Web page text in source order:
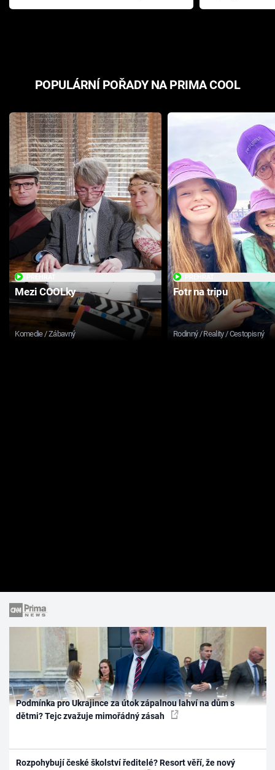
Pottera přišla s ráznou
přichází s
POPULÁRNÍ POŘADY NA PRIMA COOL
Mezi COOLky
Komedie / Zábavný
Fotr na tripu
Rodinný / Reality / Cestopisný
Podmínka pro Ukrajince za útok zápalnou lahví na dům s
dětmi? Tejc zvažuje mimořádný zásah
Rozpohybují české školství ředitelé? Resort věří, že nový